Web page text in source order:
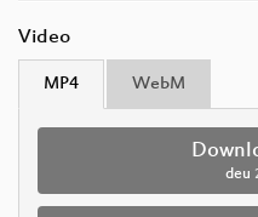
Video
MP4 WebM
deu